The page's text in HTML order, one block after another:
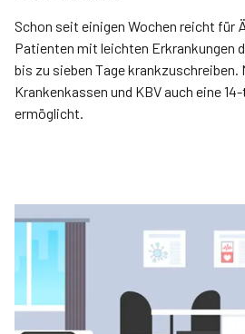
Schon seit einigen Wochen reicht für
Patienten mit leichten Erkrankungen
bis zu sieben Tage krankzuschreiben.
Krankenkassen und KBV auch eine
ermöglicht.